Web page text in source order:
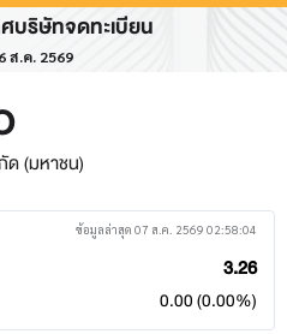
บริษัทจดทะเบียน
ส.ค. 2569
ด (มหาชน)
ข้อมูลล่าสุด 07 ส.ค. 2569 02:58:04
3.26
0.00 (0.00%)